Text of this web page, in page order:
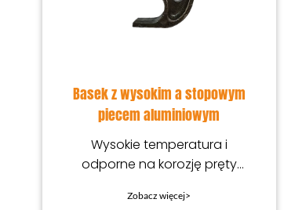
Basek z wysokim a stopowym
piecem aluminiowym
Wysokie temperatura i
odporne na korozję pręty
Zobacz więcej>